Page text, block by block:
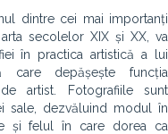
dintre cei mai importanți
secolelor XIX și XX, va
în practica artistică a lui
care depășește funcția
artist. Fotografiile sunt
sale, dezvăluind modul în
și felul în care dorea ca